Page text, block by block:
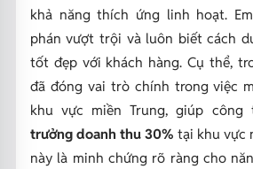
khả năng thích ứng linh hoạt.
phán vượt trội và luôn biết cách
tốt đẹp với khách hàng. Cụ thể,
đã đóng vai trò chính trong việc
khu vực miền Trung, giúp
trưởng doanh thu 30% tại khu vực
này là minh chứng rõ ràng cho